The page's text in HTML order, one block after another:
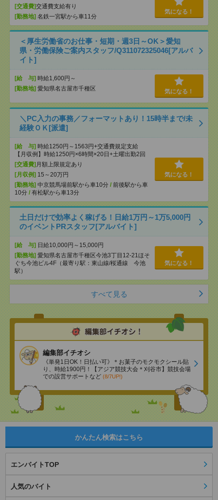
[交通費]交通費支給有り
[勤務地] 名鉄一宮駅から車11分
気になる！
＜厚生労働省のお仕事・短期・週3日～OK＞愛知
県・労働保険ご案内スタッフ/Q311072325046[アルバ
イト]
[給 与] 時給1,600円～
[勤務地] 愛知県名古屋市千種区 気になる！
＼PC入力の事務／フォーマットあり！15時半まで/未
経験ＯＫ[派遣]
[給 与] 時給1250円～1563円+交通費規定支給
【月収例】時給1250円×6時間×20日+土曜出勤2回
[交通費] 月額上限規定あり
[月収例] 15～20万円
[勤務地] 中京競馬場前駅から車10分 / 前後駅から車
10分 / 有松駅から車13分
気になる！
土日だけで効率よく稼げる！日給1万円～1万5,000円
のイベントPRスタッフ[アルバイト]
[給 与] 日給10,000円～15,000円
[勤務地] 愛知県名古屋市千種区今池3丁目12-21ほそ
ぐち今池ビル4F（最寄り駅：東山線/桜通線 今池
駅）
気になる！
すべて見る
編集部イチオシ
《単発1日OK！日払い可》＊お菓子のモクモクシール貼
り、時給1900円！【アジア競技大会＊刈谷市】競技会場
での設営サポートなど (8/7UP!)
かんたん検索はこちら
エンバイトTOP
人気のバイト